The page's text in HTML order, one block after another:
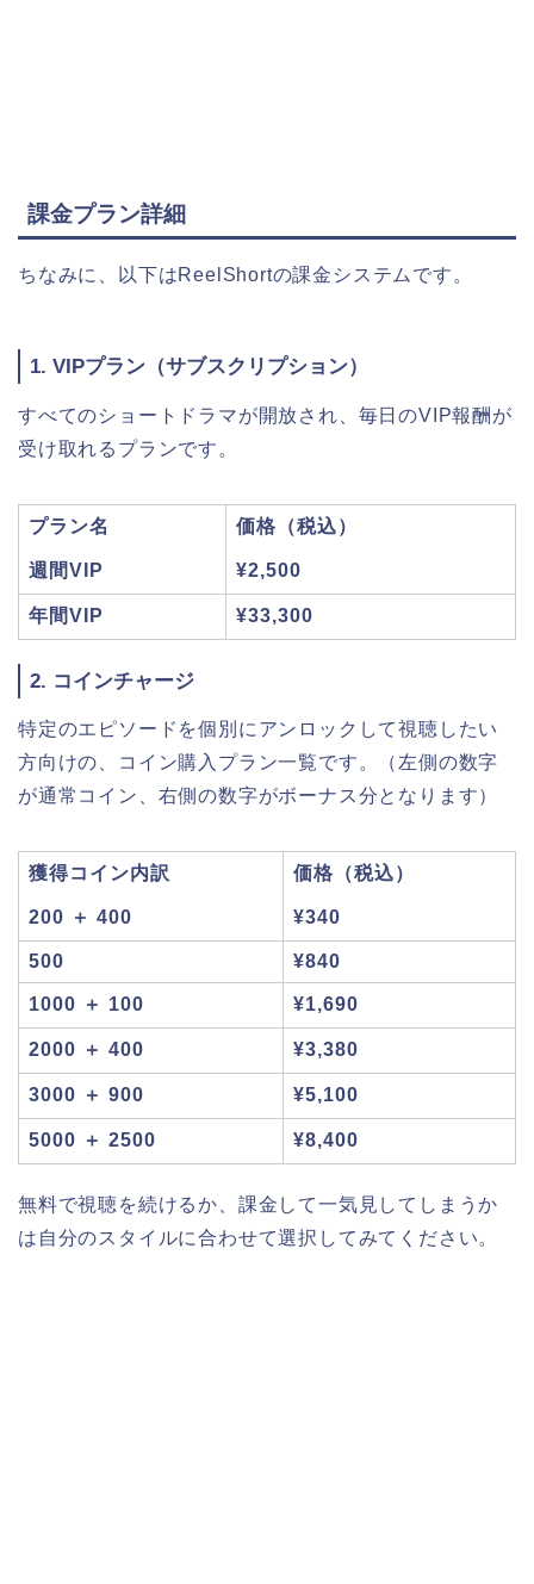
課金プラン詳細
ちなみに、以下はReelShortの課金システムです。
1. VIPプラン（サブスクリプション）
すべてのショートドラマが開放され、毎日のVIP報酬が
受け取れるプランです。
プラン名 価格（税込）
週間VIP ¥2,500
年間VIP ¥33,300
2. コインチャージ
特定のエピソードを個別にアンロックして視聴したい
方向けの、コイン購入プラン一覧です。（左側の数字
が通常コイン、右側の数字がボーナス分となります）
獲得コイン内訳 価格（税込）
200 ＋ 400 ¥340
500 ¥840
1000 ＋ 100 ¥1,690
2000 ＋ 400 ¥3,380
3000 ＋ 900 ¥5,100
5000 ＋ 2500 ¥8,400
無料で視聴を続けるか、課金して一気見してしまうか
は自分のスタイルに合わせて選択してみてください。